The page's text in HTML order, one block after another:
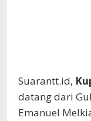
Suarantt.id,
datang dari
Emanuel